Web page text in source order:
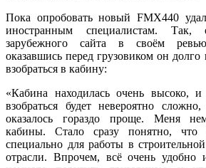
Пока опробовать новый FMX440
иностранным специалистам.
зарубежного сайта в своём
оказавшись перед грузовиком он
взобраться в кабину:
«Кабина находилась очень высоко,
взобраться будет невероятно
оказалось гораздо проще. Меня
кабины. Стало сразу понятно, что
специально для работы в
отрасли. Впрочем, всё очень